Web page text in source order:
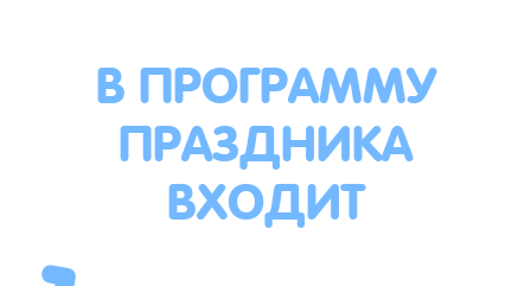
В ПРОГРАММУ
ПРАЗДНИКА
ВХОДИТ